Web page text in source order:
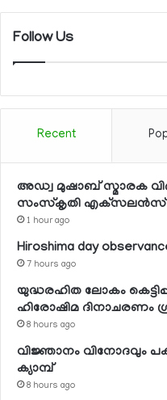
Follow Us
Recent
അഡ്വ മുഷാബ് സ്മാരക
സംസ്‌കൃതി എക്‌സലന്‍സ്
1 hour ago
Hiroshima day
7 hours ago
യുദ്ധരഹിത ലോകം
ഹിരോഷിമ ദിനാചരണം
8 hours ago
വിജ്ഞാനം വിനോദവും
ക്യാമ്പ്
8 hours ago